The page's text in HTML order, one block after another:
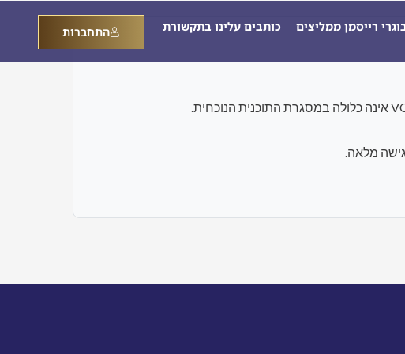
רייסמן ממליצים כותבים עלינו בתקשורת התחברות
מלאה.